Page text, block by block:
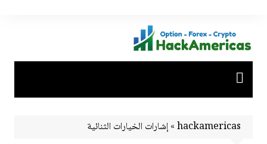
hackamericas
»إشارات الخيارات الثنائية